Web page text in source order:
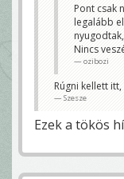
Neki
Zet
Pont csak
legalább
nyugodtak,
Nincs
ozibozi
Rúgni kellett
Szesze
Ezek a tökös